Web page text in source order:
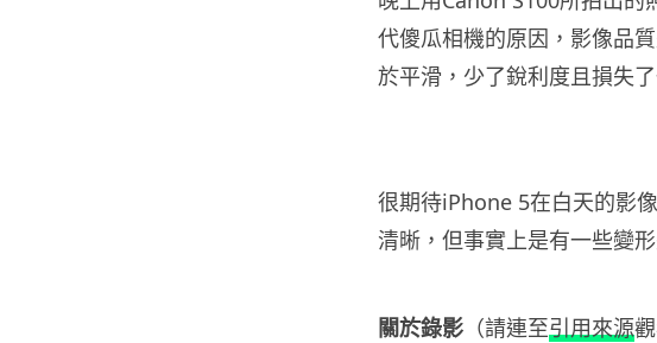
代傻瓜相機的原因，影像品
於平滑，少了銳利度且損失
很期待iPhone 5在白天的影
清晰，但事實上是有一些變形
關於錄影 （請連至引用來源觀